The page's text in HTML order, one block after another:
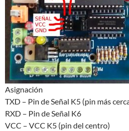
Asignación
TXD – Pin de Señal K5 (pin más
RXD – Pin de Señal K6
VCC – VCC K5 (pin del centro)